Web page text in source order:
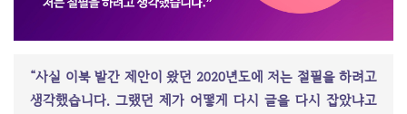
“사실 이북 발간 제안이 왔던 2020년도에 저는 절필을 하려고
생각했습니다. 그랬던 제가 어떻게 다시 글을 다시 잡았냐고